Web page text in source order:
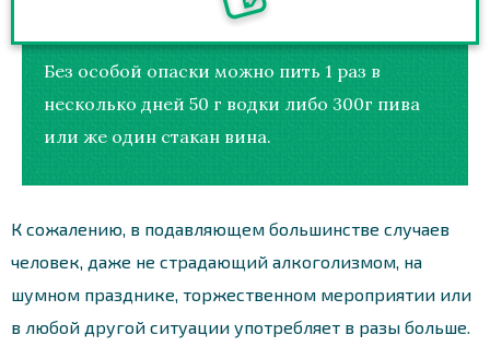
Без особой опаски можно пить 1 раз в
несколько дней 50 г водки либо 300г пива
или же один стакан вина.
К сожалению, в подавляющем большинстве случаев
человек, даже не страдающий алкоголизмом, на
шумном празднике, торжественном мероприятии или
в любой другой ситуации употребляет в разы больше.